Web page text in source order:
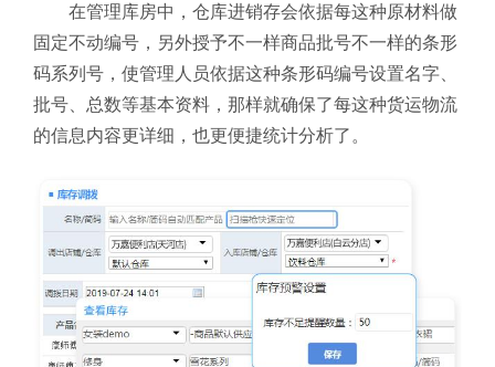
在管理库房中，仓库进销存会依据每这种原材料做
固定不动编号，另外授予不一样商品批号不一样的条形
码系列号，使管理人员依据这种条形码编号设置名字、
批号、总数等基本资料，那样就确保了每这种货运物流
的信息内容更详细，也更便捷统计分析了。